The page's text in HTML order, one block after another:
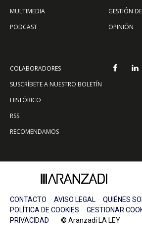
MULTIMEDIA
PODCAST
GESTIÓN
OPINIÓN
COLABORADORES
SUSCRÍBETE A NUESTRO BOLETÍN
HISTÓRICO
RSS
RECOMENDAMOS
CONTACTO AVISO LEGAL QUIÉNES
POLÍTICA DE COOKIES
GESTIONAR
PRIVACIDAD © Aranzadi LA LEY